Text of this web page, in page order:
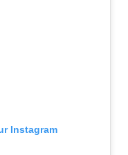
Instagram